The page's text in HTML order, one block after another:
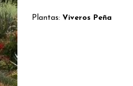
Plantas: Viveros Peña